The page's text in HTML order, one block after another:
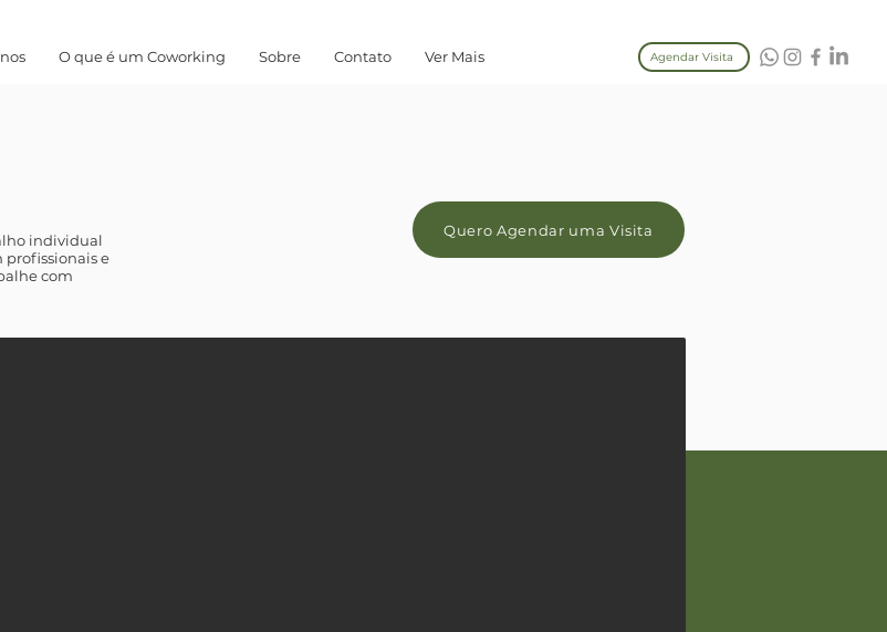
O que é um Coworking Sobre Contato Ver Mais Agendar Visita
individual
profissionais e
com
Quero Agendar uma Visita